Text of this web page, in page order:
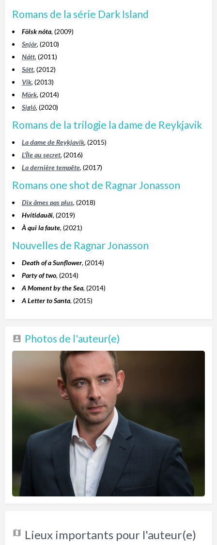
Romans de la série Dark Island
Fölsk nóta, (2009)
Snjór, (2010)
Nátt, (2011)
Sótt, (2012)
Vík, (2013)
Mörk, (2014)
Sigló, (2020)
Romans de la trilogie la dame de Reykjavik
La dame de Reykjavik, (2015)
L'Île au secret, (2016)
La dernière tempête, (2017)
Romans one shot de Ragnar Jonasson
Dix âmes pas plus, (2018)
Hvítidauði, (2019)
À qui la faute, (2021)
Nouvelles de Ragnar Jonasson
Death of a Sunflower, (2014)
Party of two, (2014)
A Moment by the Sea, (2014)
A Letter to Santa, (2015)
Photos de l'auteur(e)
Lieux importants pour l'auteur(e)